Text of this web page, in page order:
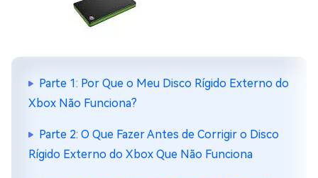
Parte 1: Por Que o Meu Disco Rígido Externo do
Xbox Não Funciona?
Parte 2: O Que Fazer Antes de Corrigir o Disco
Rígido Externo do Xbox Que Não Funciona